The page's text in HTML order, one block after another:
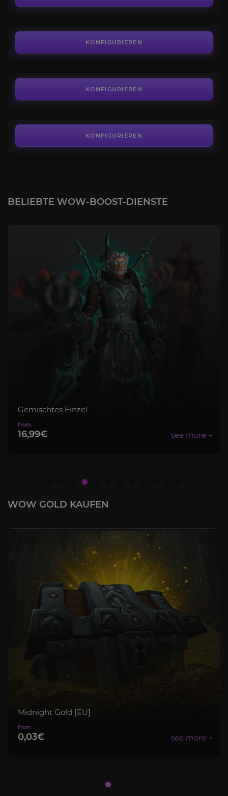
KONFIGURIEREN
KONFIGURIEREN
KONFIGURIEREN
BELIEBTE WOW-BOOST-DIENSTE
Mythisch+ Paket
8,99€
WOW GOLD KAUFEN
Midnight Gold [EU]
0,03€